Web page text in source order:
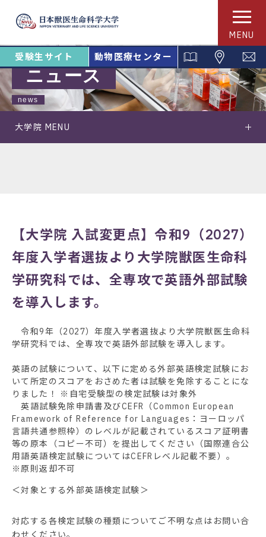
MENU
受験生サイト 動物医療センター
ニュース
news
大学院 MENU
【大学院 入試変更点】令和9（2027）
年度入学者選抜より大学院獣医生命科
学研究科では、全専攻で英語外部試験
を導入します。
令和9年（2027）年度入学者選抜より大学院獣医生命科
学研究科では、全専攻で英語外部試験を導入します。
英語の試験について、以下に定める外部英語検定試験にお
いて所定のスコアをおさめた者は試験を免除することにな
りました！ ※自宅受験型の検定試験は対象外
英語試験免除申請書及びCEFR（Common European
Framework of Reference for Languages：ヨーロッパ
言語共通参照枠）のレベルが記載されているスコア証明書
等の原本（コピー不可）を提出してください（国際連合公
用語英語検定試験についてはCEFRレベル記載不要）。
※原則返却不可
＜対象とする外部英語検定試験＞
対応する各検定試験の種類についてご不明な点はお問い合
わせください。